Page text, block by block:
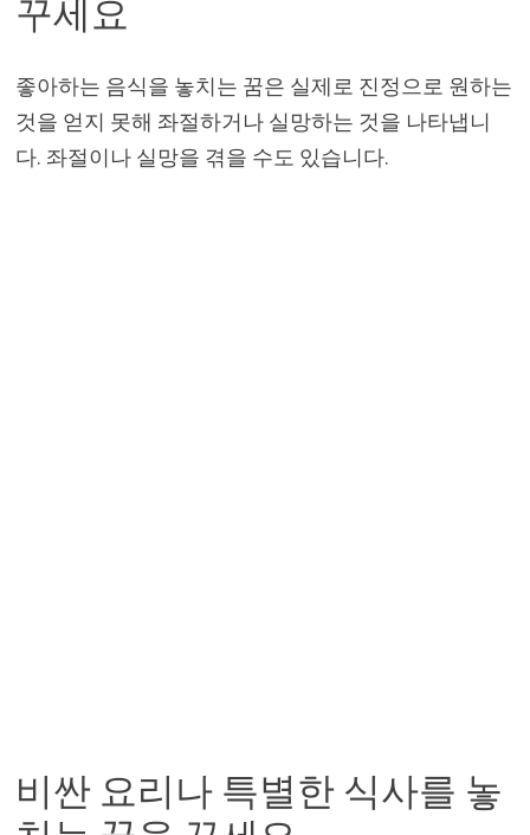
꾸세요
좋아하는 음식을 놓치는 꿈은 실제로 진정으로 원하는
것을 얻지 못해 좌절하거나 실망하는 것을 나타냅니
다. 좌절이나 실망을 겪을 수도 있습니다.
비싼 요리나 특별한 식사를 놓